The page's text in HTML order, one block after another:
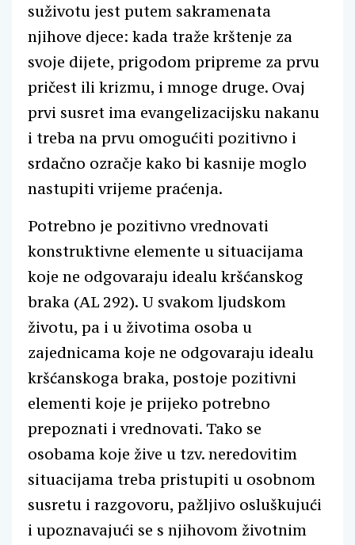
suživotu jest putem sakramenata
njihove djece: kada traže krštenje za
svoje dijete, prigodom pripreme za prvu
pričest ili krizmu, i mnoge druge. Ovaj
prvi susret ima evangelizacijsku nakanu
i treba na prvu omogućiti pozitivno i
srdačno ozračje kako bi kasnije moglo
nastupiti vrijeme praćenja.
Potrebno je pozitivno vrednovati
konstruktivne elemente u situacijama
koje ne odgovaraju idealu kršćanskog
braka (AL 292). U svakom ljudskom
životu, pa i u životima osoba u
zajednicama koje ne odgovaraju idealu
kršćanskoga braka, postoje pozitivni
elementi koje je prijeko potrebno
prepoznati i vrednovati. Tako se
osobama koje žive u tzv. neredovitim
situacijama treba pristupiti u osobnom
susretu i razgovoru, pažljivo osluškujući
i upoznavajući se s njihovom životnim